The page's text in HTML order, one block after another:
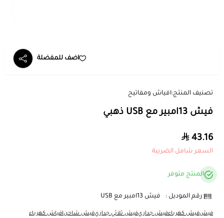
اضف للمفضلة
تصنيف المنتج:افياش ومفاتيح
فيش 13امبير مع USB ذهبي
43.16
السعر شامل الضريبة
المنتج متوفر
رقم الموديل : فيش 13امبير مع USB
فيشفيش كهرباءفيش جداريفيش ثلاثي جداريفيش شاحنافياش كهرباء